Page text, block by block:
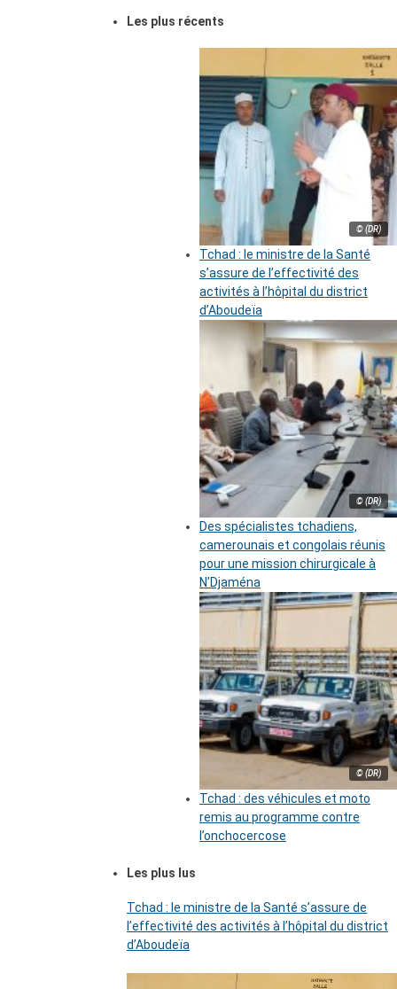
Les plus récents
© (DR)
Tchad : le ministre de la Santé
s’assure de l’effectivité des
activités à l’hôpital du district
d’Aboudeïa
© (DR)
Des spécialistes tchadiens,
camerounais et congolais réunis
pour une mission chirurgicale à
N’Djaména
© (DR)
Tchad : des véhicules et moto
remis au programme contre
l’onchocercose
Les plus lus
Tchad : le ministre de la Santé s’assure de
l’effectivité des activités à l’hôpital du district
d’Aboudeïa